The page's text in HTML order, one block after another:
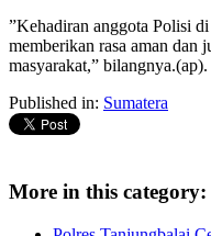
”Kehadiran anggota Polisi
memberikan rasa aman dan
masyarakat,” bilangnya.(ap).
Published in: Sumatera
More in this category: